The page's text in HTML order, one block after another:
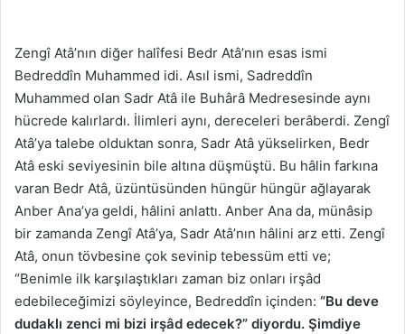
Zengî Atâ’nın diğer halîfesi Bedr Atâ’nın esas ismi
Bedreddîn Muhammed idi. Asıl ismi, Sadreddîn
Muhammed olan Sadr Atâ ile Buhârâ Medresesinde aynı
hücrede kalırlardı. İlimleri aynı, dereceleri berâberdi. Zengî
Atâ’ya talebe olduktan sonra, Sadr Atâ yükselirken, Bedr
Atâ eski seviyesinin bile altına düşmüştü. Bu hâlin farkına
varan Bedr Atâ, üzüntüsünden hüngür hüngür ağlayarak
Anber Ana’ya geldi, hâlini anlattı. Anber Ana da, münâsip
bir zamanda Zengî Atâ’ya, Sadr Atâ’nın hâlini arz etti. Zengî
Atâ, onun tövbesine çok sevinip tebessüm etti ve;
“Benimle ilk karşılaştıkları zaman biz onları irşâd
edebileceğimizi söyleyince, Bedreddîn içinden: “Bu deve
dudaklı zenci mi bizi irşâd edecek?” diyordu. Şimdiye